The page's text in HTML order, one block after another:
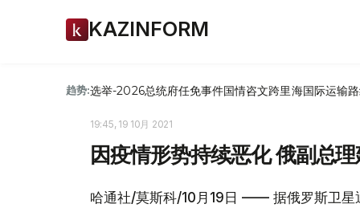
KAZINFORM
趋势:选举-2026总统府任免事件国情咨文跨里海国际运输
19:45, 19 10月 2021
因疫情形势持续恶化 俄副总
哈通社/莫斯科/10月19日 —— 据俄罗斯卫星